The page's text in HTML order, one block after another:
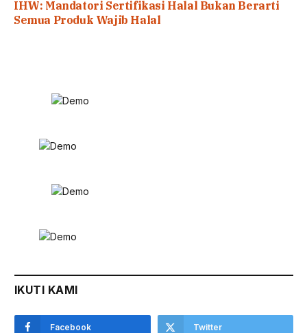
IHW: Mandatori Sertifikasi Halal Bukan Berarti
Semua Produk Wajib Halal
IKUTI KAMI
Facebook Twitter